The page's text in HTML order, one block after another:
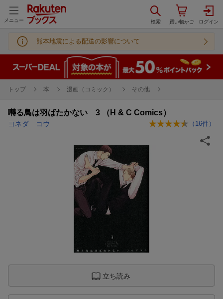
メニュー
熊本地震による配送の影響について
トップ 本 漫画（コミック） その他
囀る鳥は羽ばたかない 3 （H & C Comics）
ヨネダ コウ （ 16件）
立ち読み